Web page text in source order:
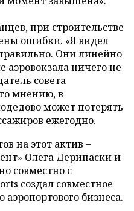
при строительстве
ошибки. «Я видел
Они линейно
аэровокзала ничего не
совета
мнению, в
может потерять
ежегодно.
на этот актив –
Олега Дерипаски и
совместно с
создал совместное
бизнеса.